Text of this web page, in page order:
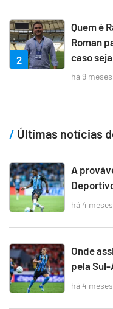
2
Quem é
Roman
caso
há 9 meses
Últimas notícias
A
há 4 meses
Onde
pela
há 4 meses